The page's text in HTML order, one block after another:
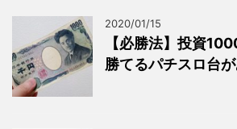
2020/01/15
【必勝法】投資
勝てるパチスロ台